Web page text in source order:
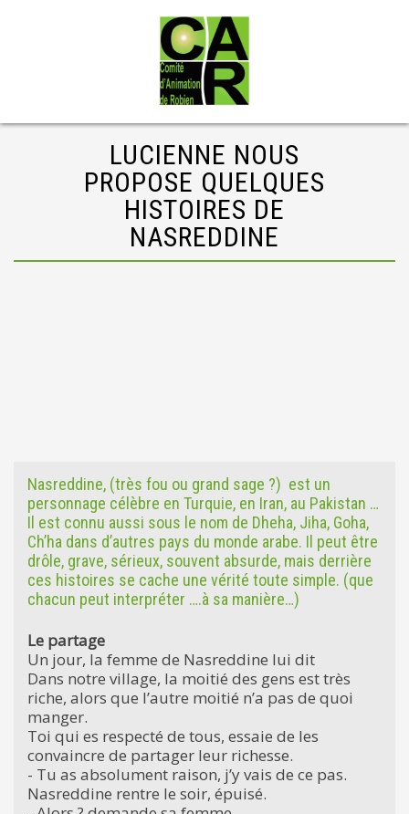
LUCIENNE NOUS
PROPOSE QUELQUES
HISTOIRES DE
NASREDDINE
Nasreddine, (très fou ou grand sage ?) est un
personnage célèbre en Turquie, en Iran, au Pakistan …
Il est connu aussi sous le nom de Dheha, Jiha, Goha,
Ch’ha dans d’autres pays du monde arabe. Il peut être
drôle, grave, sérieux, souvent absurde, mais derrière
ces histoires se cache une vérité toute simple. (que
chacun peut interpréter ….à sa manière…)
Le partage
Un jour, la femme de Nasreddine lui dit
Dans notre village, la moitié des gens est très
riche, alors que l’autre moitié n’a pas de quoi
manger.
Toi qui es respecté de tous, essaie de les
convaincre de partager leur richesse.
- Tu as absolument raison, j’y vais de ce pas.
Nasreddine rentre le soir, épuisé.